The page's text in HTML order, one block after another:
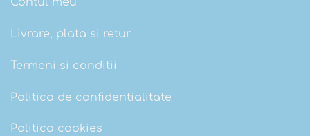
Livrare, plata si retur
Termeni si conditii
Politica de confidentialitate
Politica cookies